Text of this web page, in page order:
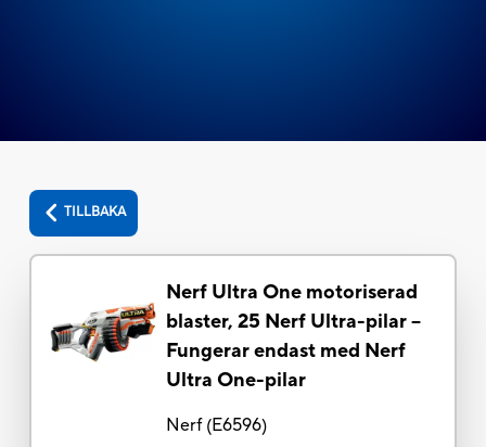
TILLBAKA
Nerf Ultra One motoriserad
blaster, 25 Nerf Ultra-pilar –
Fungerar endast med Nerf
Ultra One-pilar
Nerf(E6596)